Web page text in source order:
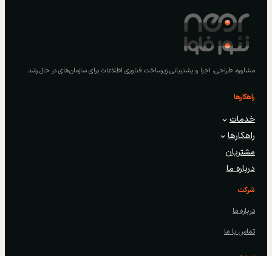
مشاوره، طراحی، اجرا و پشتیبانی زیرساخت فناوری اطلاعات برای سازمان‌های در حال رشد.
راهکارها
خدمات
راهکارها
مشتریان
درباره ما
شرکت
درباره ما
تماس با ما